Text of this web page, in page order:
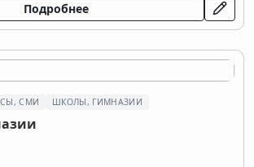
Подробнее
СМИ ШКОЛЫ, ГИМНАЗИИ